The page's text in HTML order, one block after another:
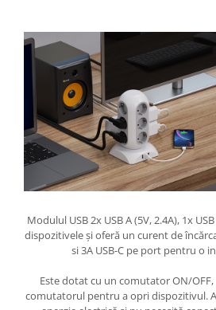
Modulul USB 2x USB A (5V, 2.4A), 1x
dispozitivele și oferă un curent de
si 3A USB-C pe port pentru o
Este dotat cu un comutator ON/
comutatorul pentru a opri dispozitivul.